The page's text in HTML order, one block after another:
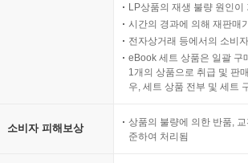
LP상품의 재생 불량 원인
시간의 경과에 의해 재판매
전자상거래 등에서의 소비
eBook 세트 상품은 일괄 구
1개의 상품으로 취급 및 판
우, 세트 상품 전부 및 세트
소비자 피해보상
상품의 불량에 의한 반품,
준하여 처리됨